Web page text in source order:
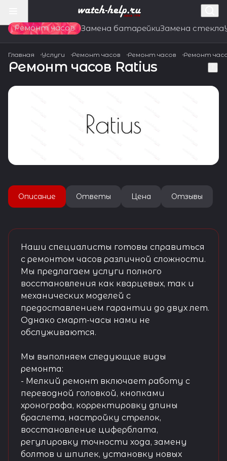
Ремонт часов Замена батарейкиЗамена стекла
Главная Услуги Ремонт часов Ремонт часов Ремонт
Ремонт часов Ratius
Описание Ответы Цена Отзывы
Наши специалисты готовы справиться
с ремонтом часов различной сложности.
Мы предлагаем услуги полного
восстановления как кварцевых, так и
механических моделей с
предоставлением гарантии до двух лет.
Однако смарт-часы нами не
обслуживаются.
Мы выполняем следующие виды
ремонта:
- Мелкий ремонт включает работу с
переводной головкой, кнопками
хронографа, корректировку длины
браслета, настройку стрелок,
восстановление циферблата,
регулировку точности хода, замену
болтов и шпилек, установку новых